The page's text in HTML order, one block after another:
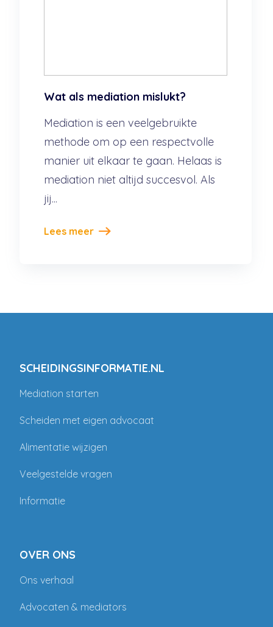
Wat als mediation mislukt?
Mediation is een veelgebruikte
methode om op een respectvolle
manier uit elkaar te gaan. Helaas is
mediation niet altijd succesvol. Als
jij...
Lees meer
SCHEIDINGSINFORMATIE.NL
Mediation starten
Scheiden met eigen advocaat
Alimentatie wijzigen
Veelgestelde vragen
Informatie
OVER ONS
Ons verhaal
Advocaten & mediators